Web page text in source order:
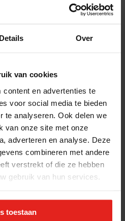
Details Over
van cookies
en advertenties te
voor social media te bieden
te analyseren. Ook delen we
van onze site met onze
adverteren en analyse. Deze
combineren met andere
verstrekt of die ze hebben
gebruik van hun services.
toestaan
De rikmiddag vindt
kunnen nu lekker
creamiddagen!
hart
hart laat ouderen die zich
weer genieten en inspireert
in actie te komen. Trotse
van Oranje.
Verantwoording